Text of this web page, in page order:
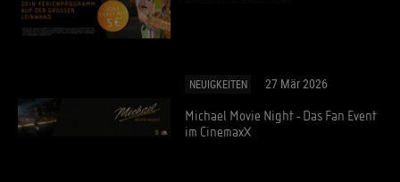
NEUIGKEITEN 27 Mär 2026
Michael Movie Night - Das Fan Event
im CinemaxX